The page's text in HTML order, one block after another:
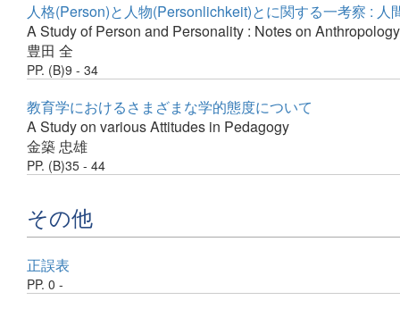
人格(Person)と人物(Personlichkeit)とに関する一考察 : 人
A Study of Person and Personality : Notes on Anthropology
豊田 全
PP. (B)9 - 34
教育学におけるさまざまな学的態度について
A Study on various Attitudes in Pedagogy
金築 忠雄
PP. (B)35 - 44
その他
正誤表
PP. 0 -